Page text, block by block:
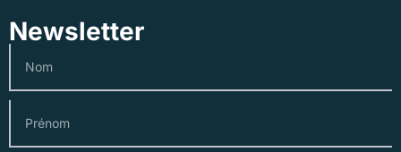
Newsletter